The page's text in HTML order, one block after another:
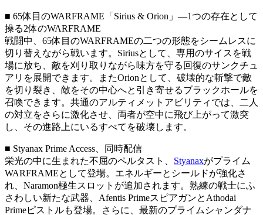
■ 65体目のWARFRAME「Sirius & Orion」―1つの存在として
操る2体のWARFRAME
戦闘中、65体目のWARFRAMEの二つの形態をシームレスに
切り替えながら戦います。Siriusとして、専用のサイスを戦
場に放ち、敵を刈り取りながら味方を守る回復のサンクチュ
アリを展開できます。またOrionとして、破壊的な斬撃で敵
を切り裂き、敵をその中心へと引き寄せるブラックホールを
召喚できます。共通のアルティメットアビリティでは、二人
の対立をさらに激化させ、両者が空中に飛び上がって激突
し、その進路上にいるすべてを破壊します。
■ Styanax Prime Access、同時配信
栄光の中に生まれた不屈のペルタスト、 Styanaxがプライム
WARFRAMEとして登場。エネルギーとシールドが強化さ
れ、Naramon極生スロットが追加されます。熟練の戦士にふ
さわしい新たな武器、Afentis PrimeスピアガンとAthodai
Primeピストルも登場。さらに、最新のプライムシャンダナ